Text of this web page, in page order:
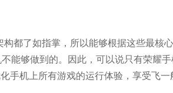
都了如指掌，所以能够根据这些最核
能够做到的。因此，可以说只有荣耀
手机上所有游戏的运行体验，享受飞一